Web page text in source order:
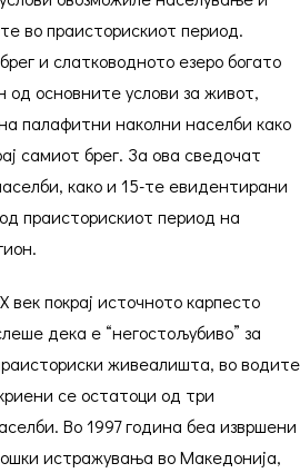
во праисторискиот период.
и слатководното езеро богато
од основните услови за живот,
палафитни наколни населби како
самиот брег. За ова сведочат
како и 15-те евидентирани
праисторискиот период на
покрај источното карпесто
дека е “негостољубиво” за
живеалишта, во водите
се остатоци од три
Во 1997 година беа извршени
истражувања во Македонија,